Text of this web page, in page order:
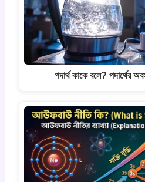
পদার্থ কাকে বলে? পদার্থের